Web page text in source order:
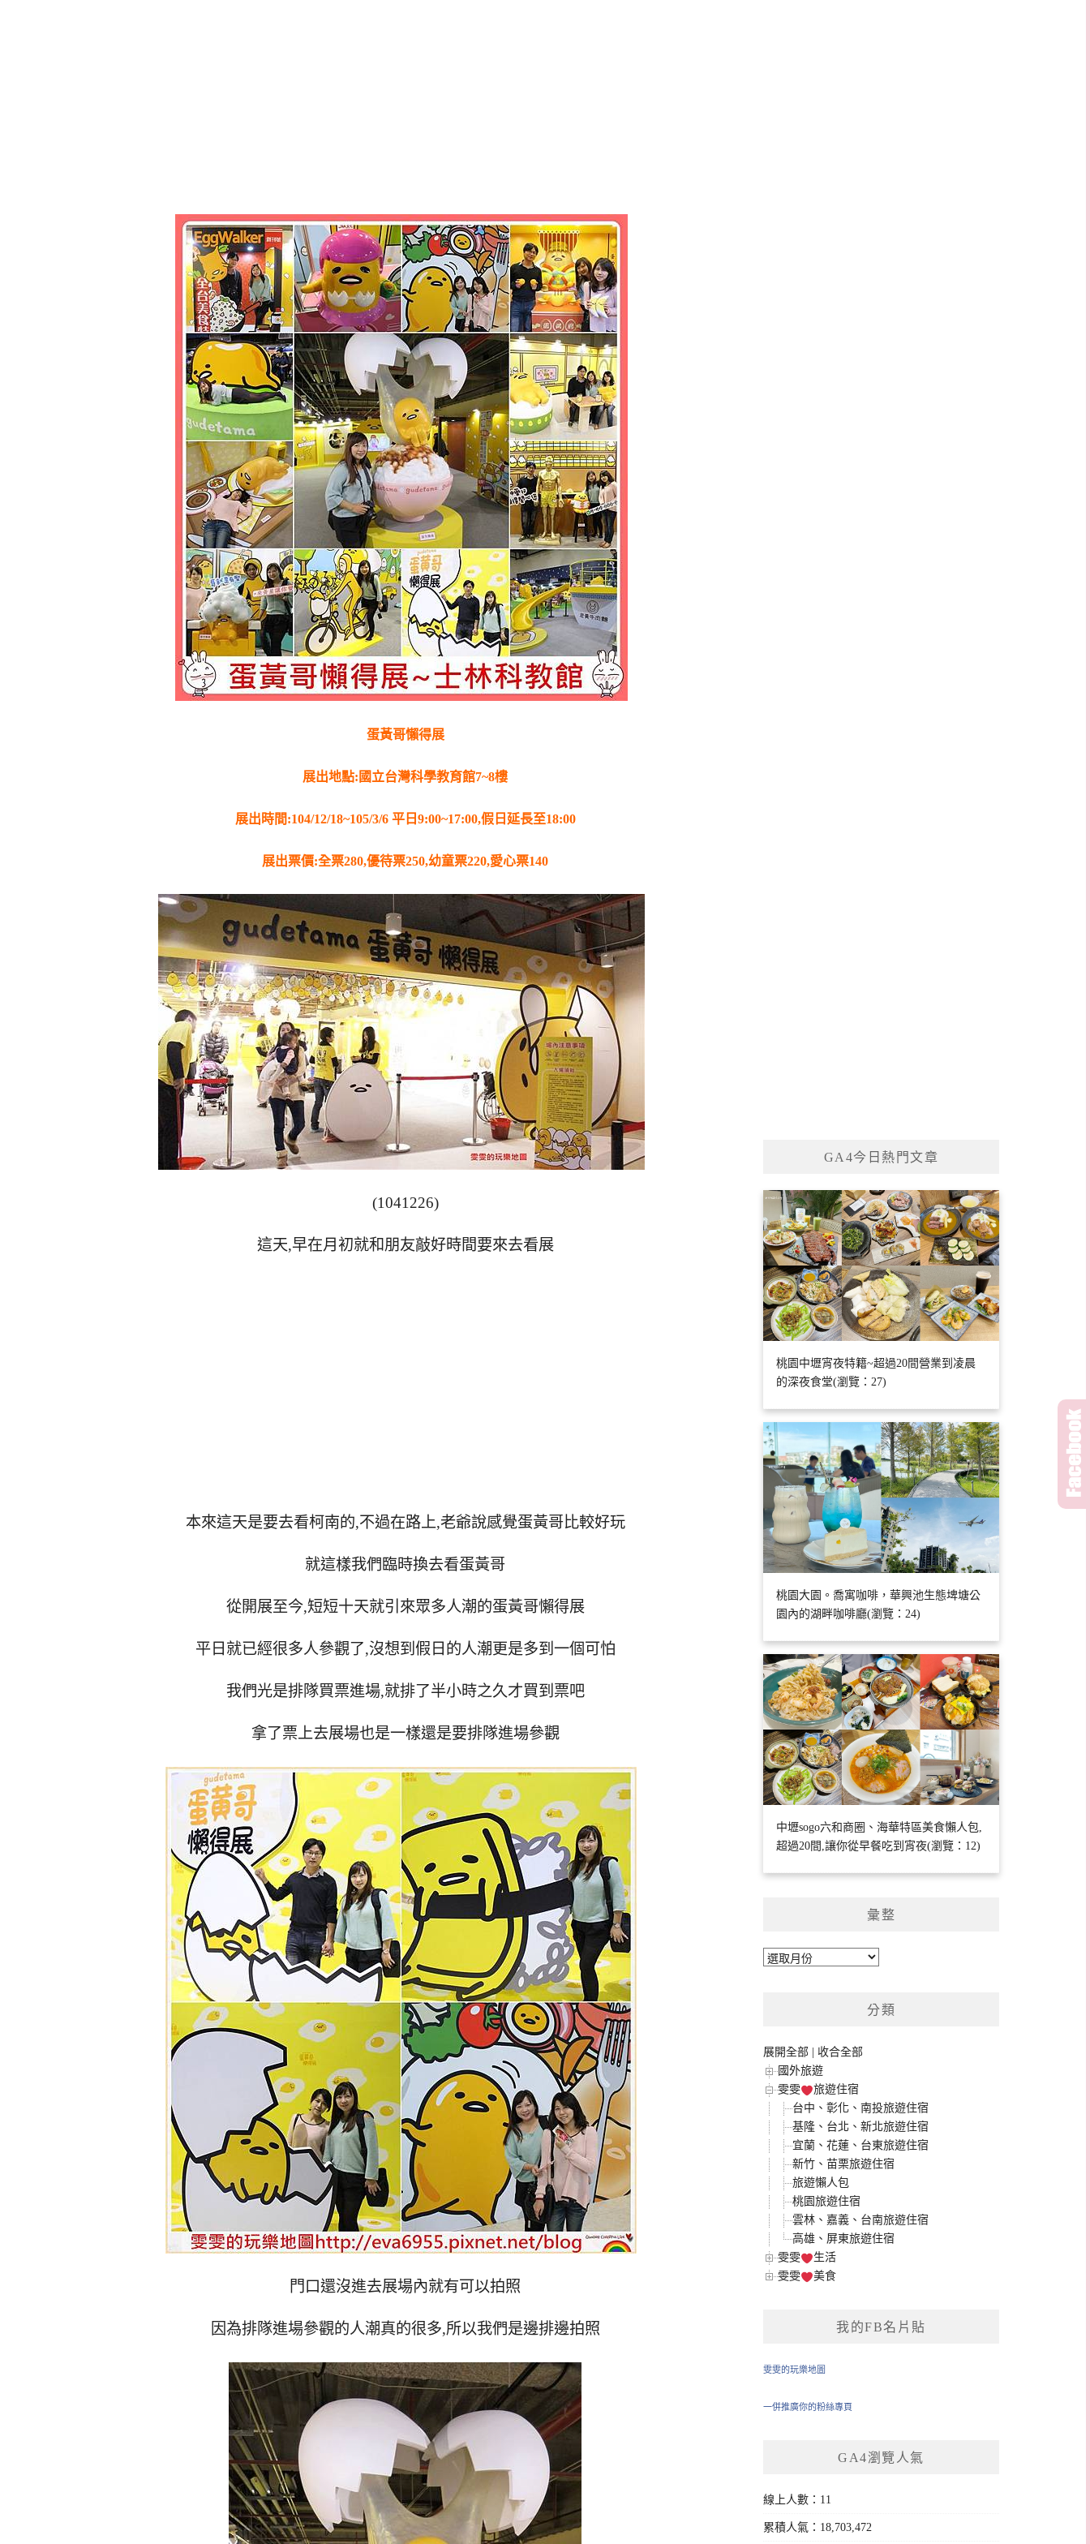
蛋黃哥懶得展
展出地點: 國立台灣科學教育館7~8樓
展出時間:104/12/18~105/3/6 平日 9:00~17:00,假日延長至18:00
展出票價:全票280,優待票250,幼童票220,愛心票140
(1041226)
這天,早在月初就和朋友敲好時間要來去看展
本來這天是要去看柯南的,不過在路上,老爺說感覺蛋黃哥比較好玩
就這樣我們臨時換去看蛋黃哥
從開展至今,短短十天就引來眾多人潮的蛋黃哥懶得展
平日就已經很多人參觀了,沒想到假日的人潮更是多到一個可怕
我們光是排隊買票進場,就排了半小時之久才買到票吧
拿了票上去展場也是一樣還是要排隊進場參觀
門口還沒進去展場內就有可以拍照
因為排隊進場參觀的人潮真的很多,所以我們是邊排邊拍照
GA4今日熱門文章
桃園中壢宵夜特籍~超過20間營業到凌晨
的深夜食堂(瀏覽：27)
桃園大園。喬寓咖啡，華興池生態埤塘公
園內的湖畔咖啡廳(瀏覽：24)
中壢sogo六和商圈、海華特區美食懶人包,
超過20間,讓你從早餐吃到宵夜(瀏覽：12)
彙整
彙
分類
展開全部
收合全部
國外旅遊
雯雯
旅遊住宿
台中、彰化、南投旅遊住宿
基隆、台北、新北旅遊住宿
宜蘭、花蓮、台東旅遊住宿
新竹、苗栗旅遊住宿
旅遊懶人包
桃園旅遊住宿
雲林、嘉義、台南旅遊住宿
高雄、屏東旅遊住宿
雯雯
生活
雯雯
美食
我的FB名片貼
雯雯的玩樂地圖
一併推廣你的粉絲專頁
GA4瀏覽人氣
線上人數：11
累積人氣：18,703,472